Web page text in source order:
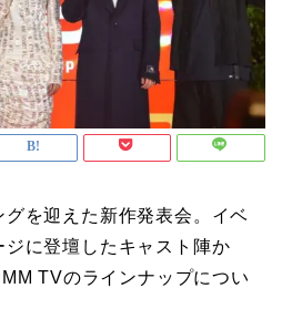
を迎えた新作発表会。イベ
に登壇したキャスト陣か
TVのラインナップについ